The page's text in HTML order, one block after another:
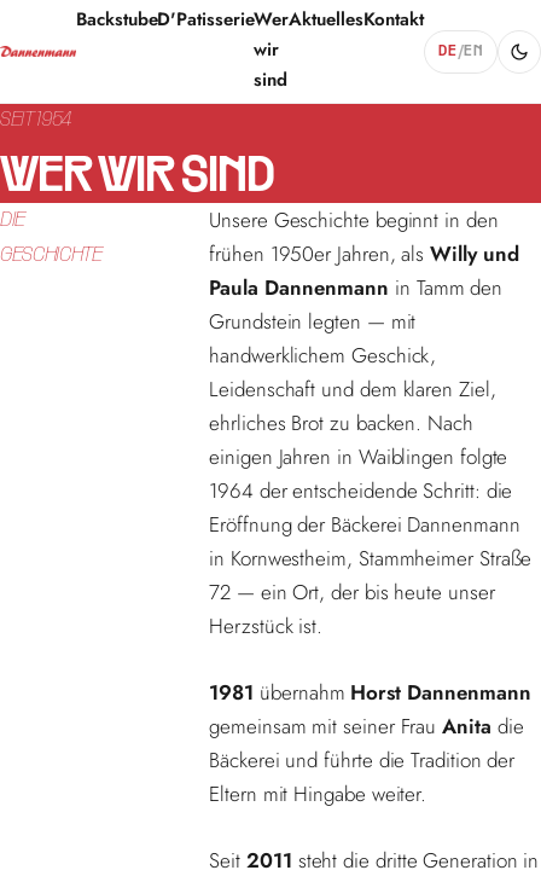
BackstubeD'PatisserieWer
wir
sind
AktuellesKontakt
DE/EN
SEIT 1954
WER WIR SIND
DIE
GESCHICHTE
Unsere Geschichte beginnt in den
frühen 1950er Jahren, alsWilly und
Paula Dannenmann in Tamm den
Grundstein legten — mit
handwerklichem Geschick,
Leidenschaft und dem klaren Ziel,
ehrliches Brot zu backen. Nach
einigen Jahren in Waiblingen folgte
1964 der entscheidende Schritt: die
Eröffnung der Bäckerei Dannenmann
in Kornwestheim, Stammheimer Straße
72 — ein Ort, der bis heute unser
Herzstück ist.
1981 übernahm Horst Dannenmann
gemeinsam mit seiner FrauAnita die
Bäckerei und führte die Tradition der
Eltern mit Hingabe weiter.
Seit 2011 steht die dritte Generation in